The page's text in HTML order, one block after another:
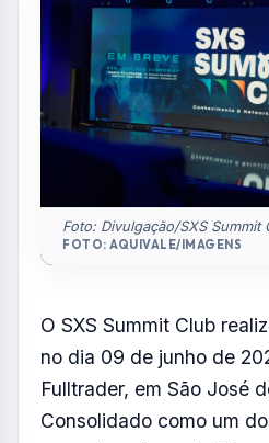
construção do futuro
PorRedação
Portal AquiVale
Publicado em 16 de abril de 2026
COMPARTILHAR: